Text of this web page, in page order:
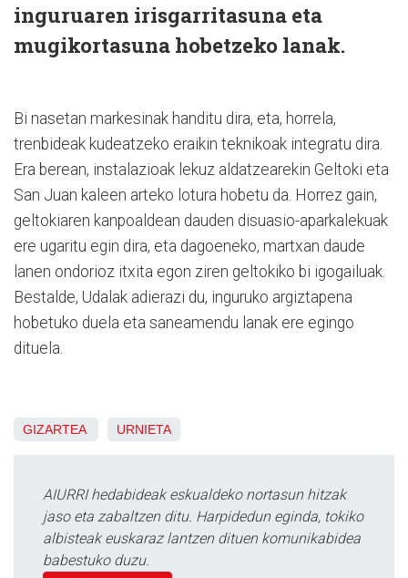
inguruaren irisgarritasuna eta
mugikortasuna hobetzeko lanak.
Bi nasetan markesinak handitu dira, eta, horrela,
trenbideak kudeatzeko eraikin teknikoak integratu dira.
Era berean, instalazioak lekuz aldatzearekin Geltoki eta
San Juan kaleen arteko lotura hobetu da. Horrez gain,
geltokiaren kanpoaldean dauden disuasio-aparkalekuak
ere ugaritu egin dira, eta dagoeneko, martxan daude
lanen ondorioz itxita egon ziren geltokiko bi igogailuak.
Bestalde, Udalak adierazi du, inguruko argiztapena
hobetuko duela eta saneamendu lanak ere egingo
dituela.
GIZARTEA URNIETA
AIURRI hedabideak eskualdeko nortasun hitzak
jaso eta zabaltzen ditu. Harpidedun eginda, tokiko
albisteak euskaraz lantzen dituen komunikabidea
babestuko duzu.